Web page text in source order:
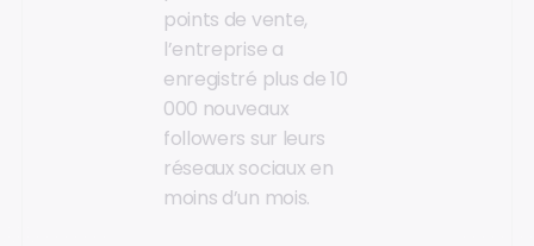
points de vente,
l’entreprise a
enregistré plus de 10
000 nouveaux
followers sur leurs
réseaux sociaux en
moins d’un mois.